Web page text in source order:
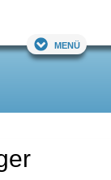
Menü